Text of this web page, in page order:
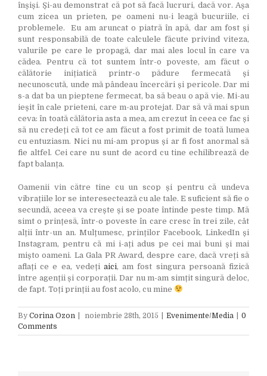
înșiși. Și-au demonstrat că pot să facă lucruri, dacă vor. Așa
cum zicea un prieten, pe oameni nu-i leagă bucuriile, ci
problemele. Eu am aruncat o piatră în apă, dar am fost și
sunt responsabilă de toate calculele făcute privind viteza,
valurile pe care le propagă, dar mai ales locul în care va
cădea. Pentru că tot suntem într-o poveste, am făcut o
călătorie inițiatică printr-o pădure fermecată și
necunoscută, unde mă pândeau încercări și pericole. Dar mi
s-a dat ba un pieptene fermecat, ba să beau o apă vie. Mi-au
ieșit în cale prieteni, care m-au protejat. Dar să vă mai spun
ceva: în toată călătoria asta a mea, am crezut în ceea ce fac și
să nu credeți că tot ce am făcut a fost primit de toată lumea
cu entuziasm. Nici nu mi-am propus și ar fi fost anormal să
fie altfel. Cei care nu sunt de acord cu tine echilibrează de
fapt balanța.
Oamenii vin către tine cu un scop și pentru că undeva
vibrațiile lor se interesectează cu ale tale. E suficient să fie o
secundă, aceea va crește și se poate întinde peste timp. Mă
simt o prințesă, într-o poveste în care cresc în trei zile, cât
alții într-un an. Mulțumesc, prinților Facebook, LinkedIn și
Instagram, pentru că mi i-ați adus pe cei mai buni și mai
mișto oameni. La Gala PR Award, despre care, dacă vreți să
aflați ce e ea, vedeți aici, am fost singura persoană fizică
între agenții și corporații. Dar nu m-am simțit singură deloc,
de fapt. Toți prinții au fost acolo, cu mine
By Corina Ozon noiembrie 28th, 2015 Evenimente/Media
0
Comments